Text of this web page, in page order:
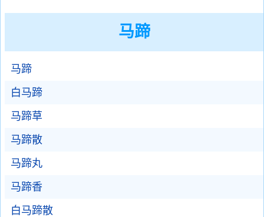
马蹄
马蹄
白马蹄
马蹄草
马蹄散
马蹄丸
马蹄香
白马蹄散